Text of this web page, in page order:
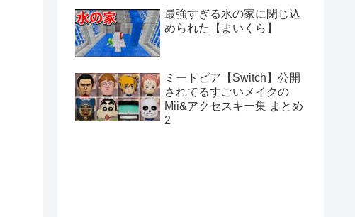
最強すぎる水の家に閉じ込
められた【まいくら】
ミートピア【Switch】公開
されてるすごいメイクの
Mii&アクセスキー集 まとめ
2